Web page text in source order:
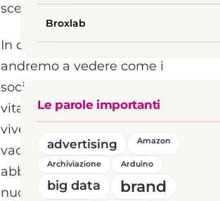
scelte e trarre ispirazione.
In questo articolo
andremo a vedere come i
social media hanno dato
vita ad un nuovo modo di
vivere i viaggi e le
vacanze e come queste
abbiano originato una
nuova categoria di
Broxlab
Le parole importanti
advertising Amazon
Archiviazione Arduino
big data brand